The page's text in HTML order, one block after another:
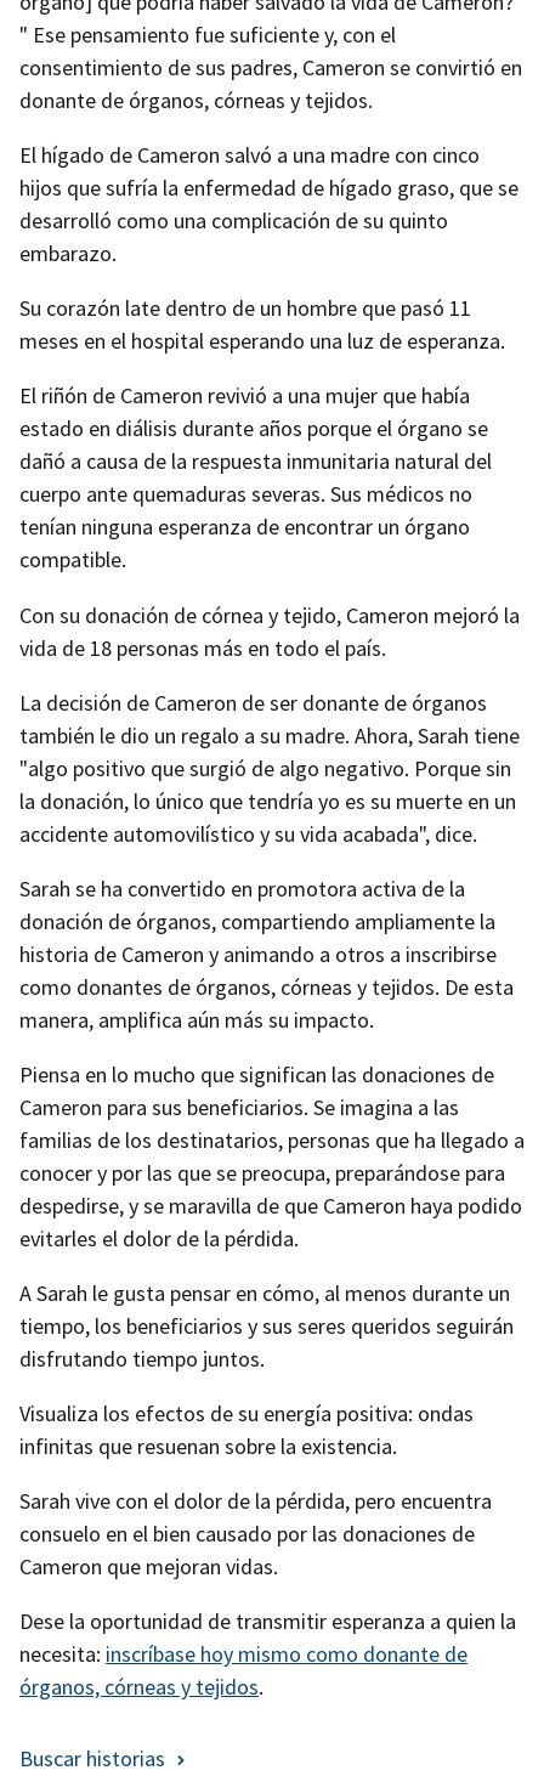
" Ese pensamiento fue suficiente y, con el
consentimiento de sus padres, Cameron se convirtió en
donante de órganos, córneas y tejidos.
El hígado de Cameron salvó a una madre con cinco
hijos que sufría la enfermedad de hígado graso, que se
desarrolló como una complicación de su quinto
embarazo.
Su corazón late dentro de un hombre que pasó 11
meses en el hospital esperando una luz de esperanza.
El riñón de Cameron revivió a una mujer que había
estado en diálisis durante años porque el órgano se
dañó a causa de la respuesta inmunitaria natural del
cuerpo ante quemaduras severas. Sus médicos no
tenían ninguna esperanza de encontrar un órgano
compatible.
Con su donación de córnea y tejido, Cameron mejoró la
vida de 18 personas más en todo el país.
La decisión de Cameron de ser donante de órganos
también le dio un regalo a su madre. Ahora, Sarah tiene
"algo positivo que surgió de algo negativo. Porque sin
la donación, lo único que tendría yo es su muerte en un
accidente automovilístico y su vida acabada", dice.
Sarah se ha convertido en promotora activa de la
donación de órganos, compartiendo ampliamente la
historia de Cameron y animando a otros a inscribirse
como donantes de órganos, córneas y tejidos. De esta
manera, amplifica aún más su impacto.
Piensa en lo mucho que significan las donaciones de
Cameron para sus beneficiarios. Se imagina a las
familias de los destinatarios, personas que ha llegado a
conocer y por las que se preocupa, preparándose para
despedirse, y se maravilla de que Cameron haya podido
evitarles el dolor de la pérdida.
A Sarah le gusta pensar en cómo, al menos durante un
tiempo, los beneficiarios y sus seres queridos seguirán
disfrutando tiempo juntos.
Visualiza los efectos de su energía positiva: ondas
infinitas que resuenan sobre la existencia.
Sarah vive con el dolor de la pérdida, pero encuentra
consuelo en el bien causado por las donaciones de
Cameron que mejoran vidas.
Dese la oportunidad de transmitir esperanza a quien la
necesita: inscríbase hoy mismo como donante de
órganos, córneas y tejidos.
Buscar historias